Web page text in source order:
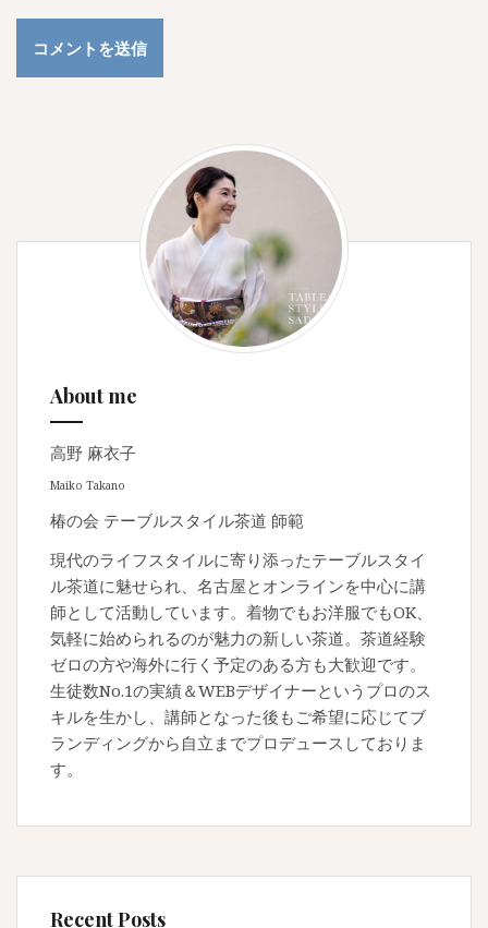
About me
高野 麻衣子
Maiko Takano
椿の会 テーブルスタイル茶道 師範
現代のライフスタイルに寄り添ったテーブルスタイ
ル茶道に魅せられ、名古屋とオンラインを中心に講
師として活動しています。着物でもお洋服でもOK、
気軽に始められるのが魅力の新しい茶道。茶道経験
ゼロの方や海外に行く予定のある方も大歓迎です。
生徒数No.1の実績＆WEBデザイナーというプロのス
キルを生かし、講師となった後もご希望に応じてブ
ランディングから自立までプロデュースしておりま
す。
Recent Posts